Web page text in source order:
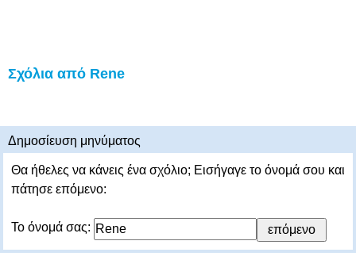
Σχόλια από Rene
Δημοσίευση μηνύματος
Θα ήθελες να κάνεις ένα σχόλιο; Εισήγαγε το όνομά σου και
πάτησε επόμενο:
Το όνομά σας: